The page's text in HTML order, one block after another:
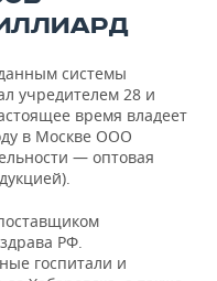
системы
учредителем 28 и
время владеет
в Москве ООО
— оптовая
РФ.
госпитали и